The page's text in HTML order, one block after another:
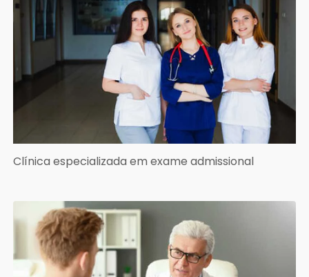
Clínica especializada em exame admissional